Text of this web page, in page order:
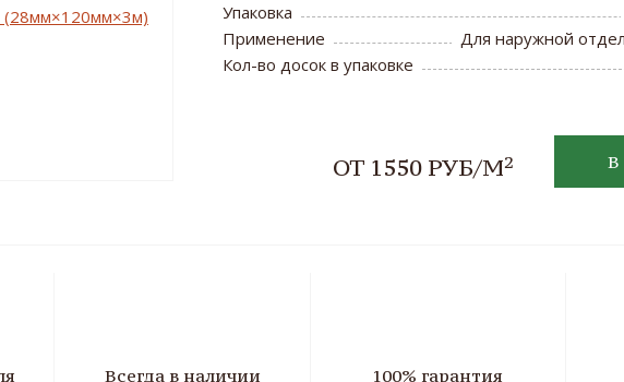
Упаковка
Применение
Для наружной
Кол-во досок в упаковке
ОТ 1550 РУБ/М2 В
Всегда в наличии
100% гарантия